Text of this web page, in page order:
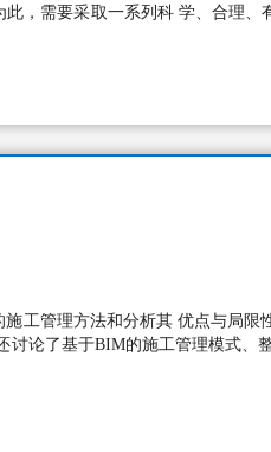
，需要采取一系列科 学、合理
工管理方法和分析其 优点与局
论了基于BIM的施工管理模式